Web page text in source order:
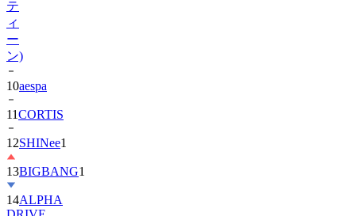
ー
ン)
10aespa
11CORTIS
12SHINee1
13BIGBANG
14ALPHA
DRIVE
ONE)1